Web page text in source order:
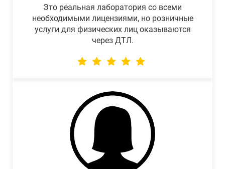
Это реальная лаборатория со всеми
необходимыми лицензиями, но розничные
услуги для физических лиц оказываются
через ДТЛ.